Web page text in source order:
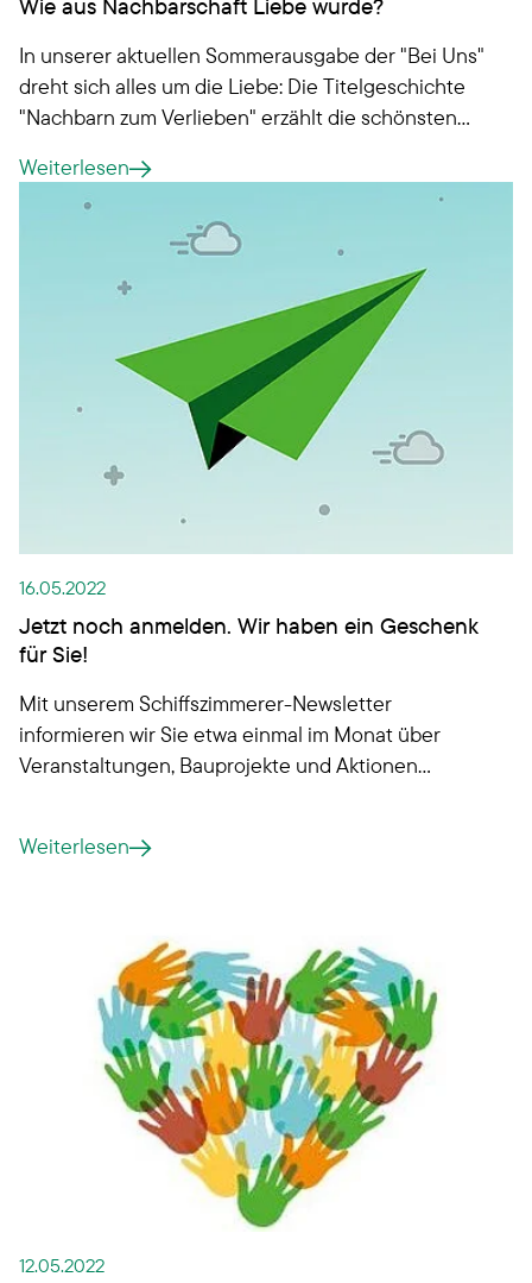
Wie aus Nachbarschaft Liebe wurde?
In unserer aktuellen Sommerausgabe der "Bei Uns"
dreht sich alles um die Liebe: Die Titelgeschichte
"Nachbarn zum Verlieben" erzählt die schönsten
Weiterlesen
16.05.2022
Jetzt noch anmelden. Wir haben ein Geschenk
für Sie!
Mit unserem Schiffszimmerer-Newsletter
informieren wir Sie etwa einmal im Monat über
Veranstaltungen, Bauprojekte und Aktionen
kleines Geschenk für unsere Abonnentinnen und
Weiterlesen
12.05.2022